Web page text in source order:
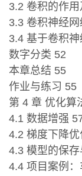
3.2 卷积的作
3.3 卷积神经
3.4 基于卷积
数字分类 52
本章总结 55
作业与练习 55
第 4 章 优化算
4.1 数据增强
4.2 梯度下降
4.3 模型的保
4.4 项目案例